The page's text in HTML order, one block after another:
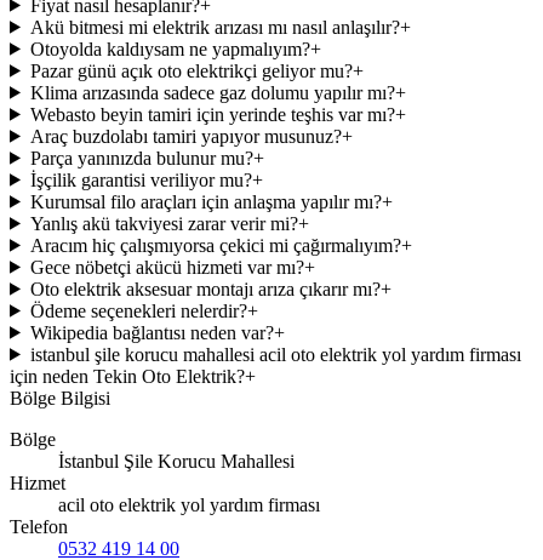
Fiyat nasıl hesaplanır?+
Akü bitmesi mi elektrik arızası mı nasıl anlaşılır?+
Otoyolda kaldıysam ne yapmalıyım?+
Pazar günü açık oto elektrikçi geliyor mu?+
Klima arızasında sadece gaz dolumu yapılır mı?+
Webasto beyin tamiri için yerinde teşhis var mı?+
Araç buzdolabı tamiri yapıyor musunuz?+
Parça yanınızda bulunur mu?+
İşçilik garantisi veriliyor mu?+
Kurumsal filo araçları için anlaşma yapılır mı?+
Yanlış akü takviyesi zarar verir mi?+
Aracım hiç çalışmıyorsa çekici mi çağırmalıyım?+
Gece nöbetçi akücü hizmeti var mı?+
Oto elektrik aksesuar montajı arıza çıkarır mı?+
Ödeme seçenekleri nelerdir?+
Wikipedia bağlantısı neden var?+
istanbul şile korucu mahallesi acil oto elektrik yol yardım firması
için neden Tekin Oto Elektrik?+
Bölge Bilgisi
Bölge
İstanbul Şile Korucu Mahallesi
Hizmet
acil oto elektrik yol yardım firması
Telefon
0532 419 14 00